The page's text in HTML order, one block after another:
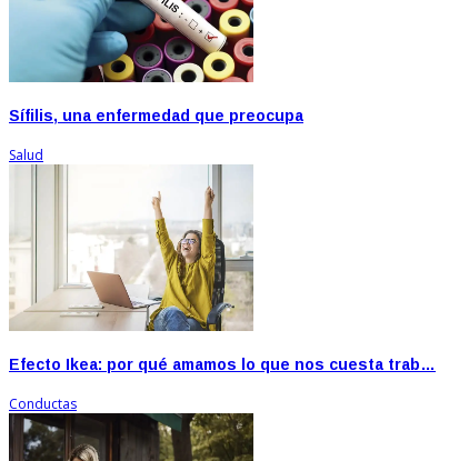
Sífilis, una enfermedad que preocupa
Salud
Efecto Ikea: por qué amamos lo que nos cuesta trab…
Conductas